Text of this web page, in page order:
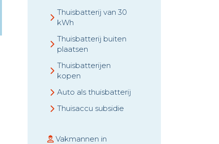
Thuisbatterij van 30
kWh
Thuisbatterij buiten
plaatsen
Thuisbatterijen
kopen
Auto als thuisbatterij
Thuisaccu subsidie
thuisbatterij
Vakmannen in